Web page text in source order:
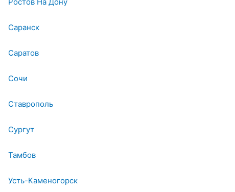
Саранск
Саратов
Сочи
Ставрополь
Сургут
Тамбов
Усть-Каменогорск